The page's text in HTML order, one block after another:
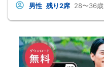
男性 残り2席 28〜36歳